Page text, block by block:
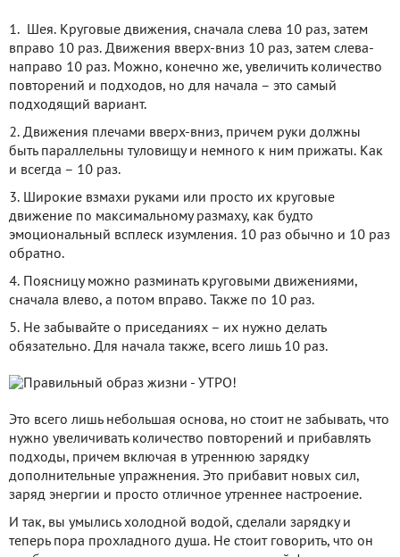
1. Шея. Круговые движения, сначала слева 10 раз, затем
вправо 10 раз. Движения вверх-вниз 10 раз, затем слева-
направо 10 раз. Можно, конечно же, увеличить количество
повторений и подходов, но для начала – это самый
подходящий вариант.
2. Движения плечами вверх-вниз, причем руки должны
быть параллельны туловищу и немного к ним прижаты. Как
и всегда – 10 раз.
3. Широкие взмахи руками или просто их круговые
движение по максимальному размаху, как будто
эмоциональный всплеск изумления. 10 раз обычно и 10 раз
обратно.
4. Поясницу можно разминать круговыми движениями,
сначала влево, а потом вправо. Также по 10 раз.
5. Не забывайте о приседаниях – их нужно делать
обязательно. Для начала также, всего лишь 10 раз.
Это всего лишь небольшая основа, но стоит не забывать, что
нужно увеличивать количество повторений и прибавлять
подходы, причем включая в утреннюю зарядку
дополнительные упражнения. Это прибавит новых сил,
заряд энергии и просто отличное утреннее настроение.
И так, вы умылись холодной водой, сделали зарядку и
теперь пора прохладного душа. Не стоит говорить, что он